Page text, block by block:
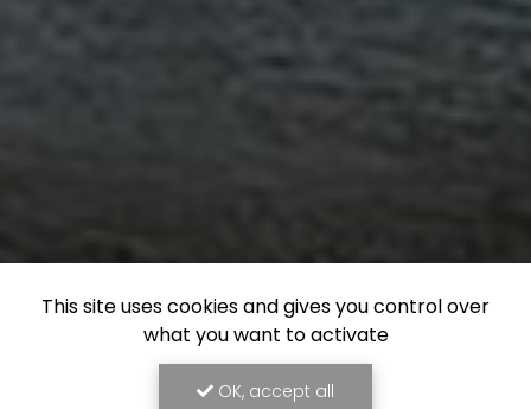
This site uses cookies and gives you control over
what you want to activate
OK, accept all